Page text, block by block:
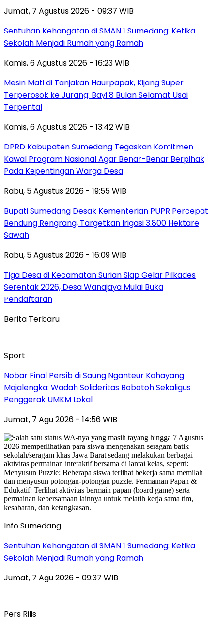
Jumat, 7 Agustus 2026 - 09:37 WIB
Sentuhan Kehangatan di SMAN 1 Sumedang: Ketika
Sekolah Menjadi Rumah yang Ramah
Kamis, 6 Agustus 2026 - 16:23 WIB
Mesin Mati di Tanjakan Haurpapak, Kijang Super
Terperosok ke Jurang: Bayi 8 Bulan Selamat Usai
Terpental
Kamis, 6 Agustus 2026 - 13:42 WIB
DPRD Kabupaten Sumedang Tegaskan Komitmen
Kawal Program Nasional Agar Benar-Benar Berpihak
Pada Kepentingan Warga Desa
Rabu, 5 Agustus 2026 - 19:55 WIB
Bupati Sumedang Desak Kementerian PUPR Percepat
Bendung Rengrang, Targetkan Irigasi 3.800 Hektare
Sawah
Rabu, 5 Agustus 2026 - 16:09 WIB
Tiga Desa di Kecamatan Surian Siap Gelar Pilkades
Serentak 2026, Desa Wanajaya Mulai Buka
Pendaftaran
Berita Terbaru
Sport
Nobar Final Persib di Saung Nganteur Kahayang
Majalengka: Wadah Solideritas Bobotoh Sekaligus
Penggerak UMKM Lokal
Jumat, 7 Agu 2026 - 14:56 WIB
Info Sumedang
Sentuhan Kehangatan di SMAN 1 Sumedang: Ketika
Sekolah Menjadi Rumah yang Ramah
Jumat, 7 Agu 2026 - 09:37 WIB
Pers Rilis